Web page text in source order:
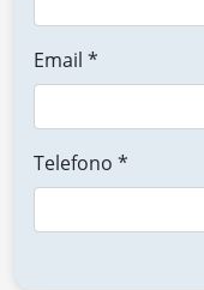
Email *
Telefono *